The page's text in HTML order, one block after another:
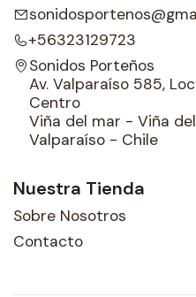
+56323129723
Sonidos Porteños
Av. Valparaíso 585,
Centro
Viña del mar - Viña
Valparaíso - Chile
Nuestra Tienda
Sobre Nosotros
Contacto